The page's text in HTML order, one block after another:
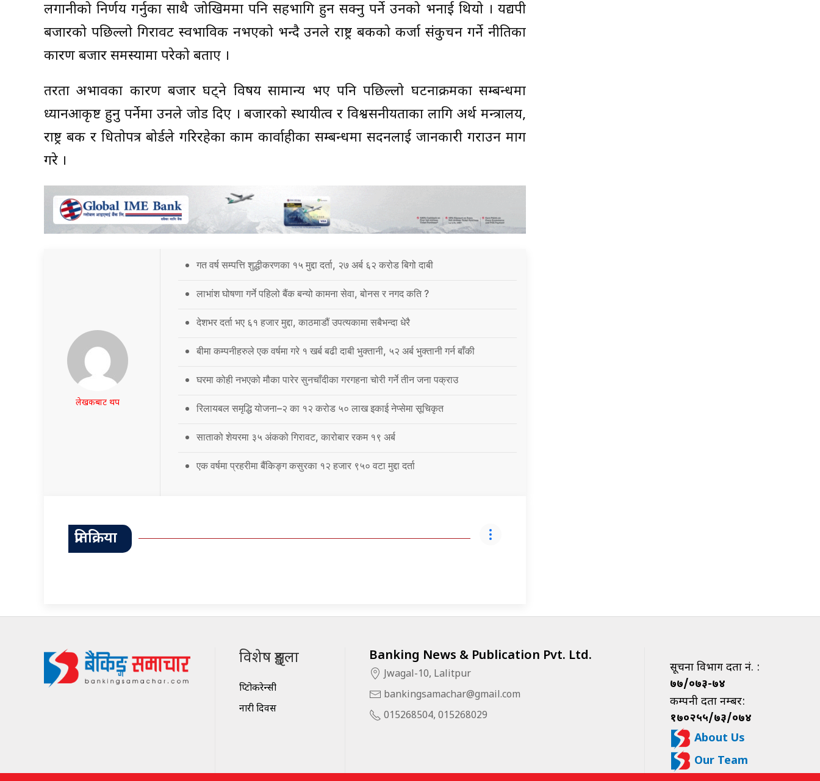
लगानीको निर्णय गर्नुका साथै जोखिममा पनि सहभागि हुन सक्नु पर्ने उनको भनाई थियो । यद्यपी
बजारको पछिल्लो गिरावट स्वभाविक नभएको भन्दै उनले राष्ट्र बैंकको कर्जा संकुचन गर्ने नीतिका
कारण बजार समस्यामा परेको बताए ।
तरता अभावका कारण बजार घट्ने विषय सामान्य भए पनि पछिल्लो घटनाक्रमका सम्बन्धमा
ध्यानआकृष्ट हुनु पर्नेमा उनले जोड दिए । बजारको स्थायीत्व र विश्वसनीयताका लागि अर्थ मन्त्रालय,
राष्ट्र बैंक र धितोपत्र बोर्डले गरिरहेका काम कार्वाहीका सम्बन्धमा सदनलाई जानकारी गराउन माग
गरे ।
लेखकबाट थप
गत वर्ष सम्पत्ति शुद्धीकरणका १५ मुद्दा दर्ता, २७ अर्ब ६२ करोड बिगो दाबी
लाभांश घोषणा गर्ने पहिलो बैंक बन्यो कामना सेवा, बोनस र नगद कति ?
देशभर दर्ता भए ६१ हजार मुद्दा, काठमाडौं उपत्यकामा सबैभन्दा धेरै
बीमा कम्पनीहरुले एक वर्षमा गरे १ खर्ब बढी दाबी भुक्तानी, ५२ अर्ब भुक्तानी गर्न बाँकी
घरमा कोही नभएको मौका पारेर सुनचाँदीका गरगहना चोरी गर्ने तीन जना पक्राउ
रिलायबल समृद्धि योजना–२ का १२ करोड ५० लाख इकाई नेप्सेमा सूचिकृत
साताको शेयरमा ३५ अंकको गिरावट, कारोबार रकम १९ अर्ब
एक वर्षमा प्रहरीमा बैंकिङ्ग कसुरका १२ हजार ९५० वटा मुद्दा दर्ता
प्रतिक्रिया
विशेष शृङ्खला
क्रिप्टोकरेन्सी
नारी दिवस
Banking News & Publication Pvt. Ltd.
Jwagal-10, Lalitpur
bankingsamachar@gmail.com
015268504, 015268029
सूचना विभाग दर्ता नं. :
७७/०७३-७४
कम्पनी दर्ता नम्बर:
१७०२५५/७३/०७४
About Us
Our Team